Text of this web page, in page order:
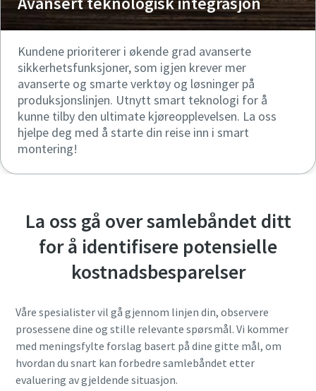
Kundene prioriterer i økende grad avanserte
sikkerhetsfunksjoner, som igjen krever mer
avanserte og smarte verktøy og løsninger på
produksjonslinjen. Utnytt smart teknologi for å
kunne tilby den ultimate kjøreopplevelsen. La oss
hjelpe deg med å starte din reise inn i smart
montering!
La oss gå over samlebåndet ditt
for å identifisere potensielle
kostnadsbesparelser
Våre spesialister vil gå gjennom linjen din, observere
prosessene dine og stille relevante spørsmål. Vi kommer
med meningsfylte forslag basert på dine gitte mål, om
hvordan du snart kan forbedre samlebåndet etter
evaluering av gjeldende situasjon.